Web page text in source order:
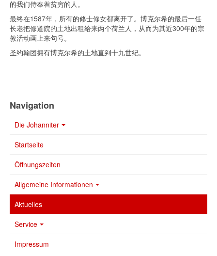
的我们侍奉着贫穷的人。
最终在1587年，所有的修士修女都离开了。博克尔希的最后一任
长老把修道院的土地出租给来两个荷兰人，从而为其近300年的宗
教活动画上来句号。
圣约翰团拥有博克尔希的土地直到十九世纪。
Navigation
Die Johanniter
Startseite
Öffnungszeiten
Allgemeine Informationen
Aktuelles
Service
Impressum